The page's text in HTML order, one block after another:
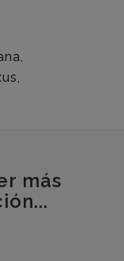
,
,
más